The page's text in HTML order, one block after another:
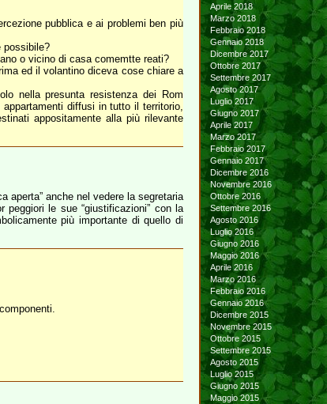
pubblica e ai problemi ben più
possibile?
o vicino di casa comemtte reati?
ed il volantino diceva cose chiare a
nella presunta resistenza dei Rom
diffusi in tutto il territorio,
appositamente alla più rilevante
aperta” anche nel vedere la segretaria
le sue “giustificazioni” con la
più importante di quello di
Aprile 2018
Marzo 2018
Febbraio 2018
Gennaio 2018
Dicembre 2017
Ottobre 2017
Settembre 2017
Agosto 2017
Luglio 2017
Giugno 2017
Aprile 2017
Marzo 2017
Febbraio 2017
Gennaio 2017
Dicembre 2016
Novembre 2016
Ottobre 2016
Settembre 2016
Agosto 2016
Luglio 2016
Giugno 2016
Maggio 2016
Aprile 2016
Marzo 2016
Febbraio 2016
Gennaio 2016
Dicembre 2015
Novembre 2015
Ottobre 2015
Settembre 2015
Agosto 2015
Luglio 2015
Giugno 2015
Maggio 2015